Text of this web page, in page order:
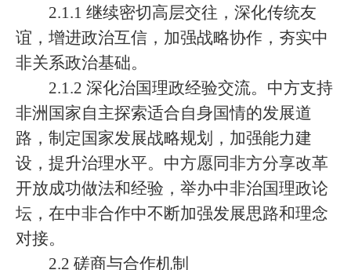
2.1.1 继续密切高层交往，深化传统友
谊，增进政治互信，加强战略协作，夯实中
非关系政治基础。
2.1.2 深化治国理政经验交流。中方支持
非洲国家自主探索适合自身国情的发展道
路，制定国家发展战略规划，加强能力建
设，提升治理水平。中方愿同非方分享改革
开放成功做法和经验，举办中非治国理政论
坛，在中非合作中不断加强发展思路和理念
对接。
2.2 磋商与合作机制